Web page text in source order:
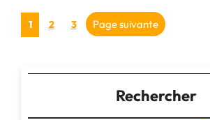
des
Pagination
publications
Page
1 Page
2 Page
3 Page suivante
Rechercher